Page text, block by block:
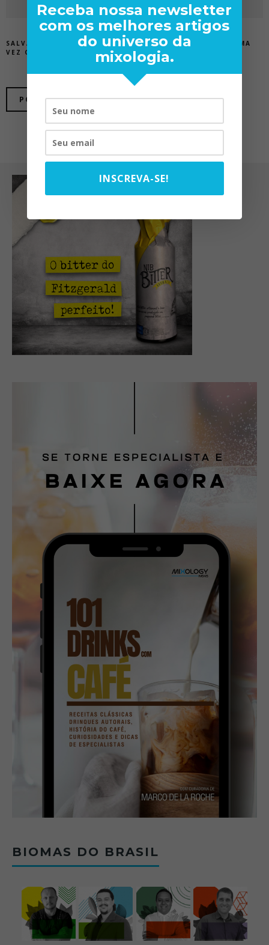
SALVAR MEUS DADOS NESTE NAVEGADOR PARA A PRÓXIMA
VEZ QUE EU COMENTAR.
BIOMAS DO BRASIL
Receba nossa newsletter
com os melhores artigos
do universo da
mixologia.
INSCREVA-SE!